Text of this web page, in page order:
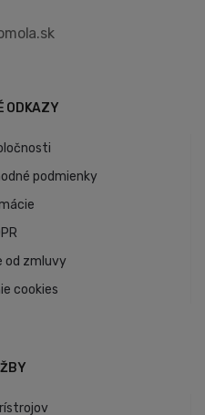
ODKAZY
podmienky
od zmluvy
cookies